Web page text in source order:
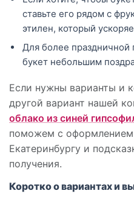
ставьте его рядом с
этилен, который
Для более
букет небольшим
Если нужны варианты и
другой вариант нашей
облако из синей
поможем с оформлением
Екатеринбургу и
получения.
Коротко о вариантах и